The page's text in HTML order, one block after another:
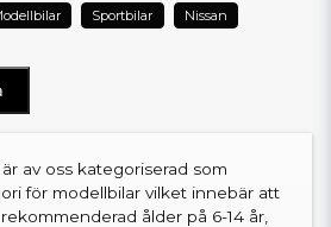
Sportbilar Nissan
av oss kategoriserad som
för modellbilar vilket innebär att
ålder på 6-14 år,